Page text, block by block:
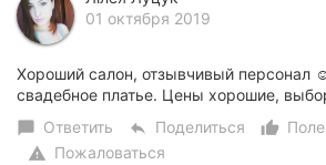
01 октября 2019
Хороший салон, отзывчивый персонал
свадебное платье. Цены хорошие,
chat_bubble Ответить reply Поделиться
warning Пожаловаться